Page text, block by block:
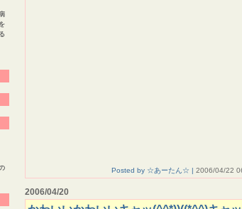
Posted by ☆あーたん☆ | 2006/04/22
2006/04/20